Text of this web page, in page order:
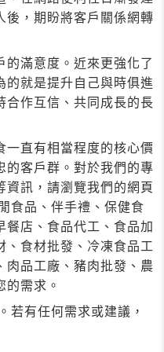
後，期盼將客戶關係網轉
的滿意度。近來更強化了
的就是提升自己與時俱進
合作互信、共同成長的長
一直有相當程度的核心價
的客戶群。對於我們的專
資訊，請瀏覽我們的網頁
食品、伴手禮、保健食
餐店、食品代工、食品加
、食材批發、冷凍食品工
肉品工廠、豬肉批發、農
的需求。
若有任何需求或建議，